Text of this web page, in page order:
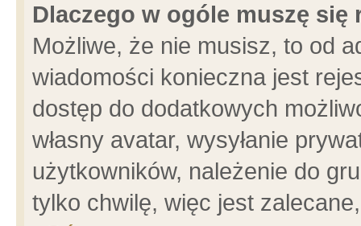
Dlaczego w ogóle muszę się
Możliwe, że nie musisz, to od
wiadomości konieczna jest
dostęp do dodatkowych
własny avatar, wysyłanie
użytkowników, należenie do
tylko chwilę, więc jest